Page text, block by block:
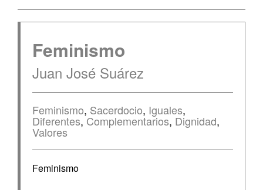
Feminismo
Juan José Suárez
Feminismo, Sacerdocio, Iguales,
Diferentes,Complementarios, Dignidad,
Valores
Feminismo